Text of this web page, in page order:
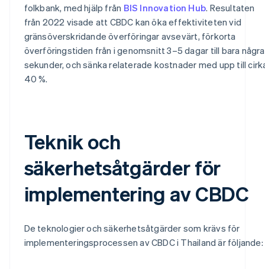
folkbank, med hjälp från BIS Innovation Hub. Resultaten
från 2022 visade att CBDC kan öka effektiviteten vid
gränsöverskridande överföringar avsevärt, förkorta
överföringstiden från i genomsnitt 3–5 dagar till bara några
sekunder, och sänka relaterade kostnader med upp till
40 %.
Teknik och
säkerhetsåtgärder för
implementering av CBDC
De teknologier och säkerhetsåtgärder som krävs för
implementeringsprocessen av CBDC i Thailand är följande: